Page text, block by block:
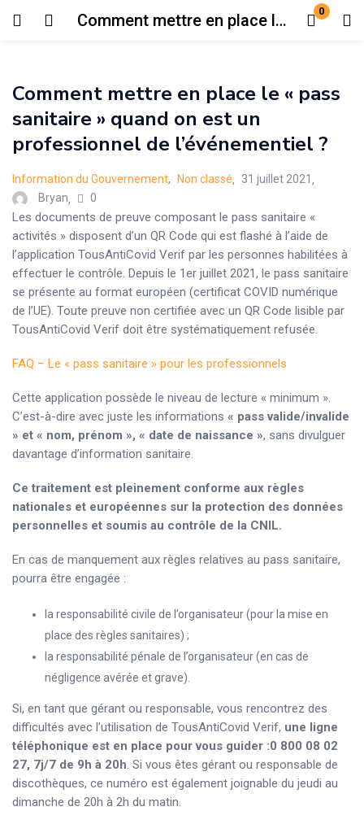
Comment mettre en place le « pass sanitaire » quand on est un professionnel de l’événementiel ? 0
Login Register
Enter your username and password to login.
Remember me Lost password?
Comment mettre en place le « pass
sanitaire » quand on est un
professionnel de l’événementiel ?
Information du Gouvernement, Non classé
Posted
31 juillet 2021
Bryan
0
Les documents de preuve composant le pass sanitaire «
activités » disposent d’un QR Code qui est flashé à l’aide de
l’application TousAntiCovid Verif par les personnes habilitées à
effectuer le contrôle. Depuis le 1er juillet 2021, le pass sanitaire
se présente au format européen (certificat COVID numérique
de l’UE). Toute preuve non certifiée avec un QR Code lisible par
TousAntiCovid Verif doit être systématiquement refusée.
FAQ – Le « pass sanitaire » pour les professionnels
Cette application possède le niveau de lecture « minimum ».
C’est-à-dire avec juste les informations « pass valide/invalide
» et « nom, prénom », « date de naissance », sans divulguer
davantage d’information sanitaire.
Ce traitement est pleinement conforme aux règles
nationales et européennes sur la protection des données
personnelles et soumis au contrôle de la CNIL.
En cas de manquement aux règles relatives au pass sanitaire,
pourra être engagée :
la responsabilité civile de l’organisateur (pour la mise en
place des règles sanitaires) ;
la responsabilité pénale de l’organisateur (en cas de
négligence avérée et grave).
Si, en tant que gérant ou responsable, vous rencontrez des
difficultés avec l’utilisation de TousAntiCovid Verif, une ligne
téléphonique est en place pour vous guider :0 800 08 02
27, 7j/7 de 9h à 20h. Si vous êtes gérant ou responsable de
discothèques, ce numéro est également joignable du jeudi au
dimanche de 20h à 2h du matin.